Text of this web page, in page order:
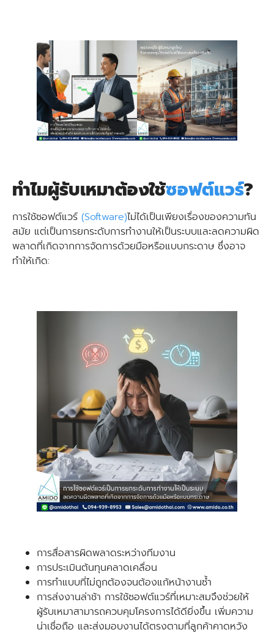
ทำไมผู้รับเหมาต้องใช้ซอฟต์แวร์?
การใช้ซอฟต์แวร์ (Software)ไม่ได้เป็นเพียงเรื่องของความทัน
สมัย แต่เป็นการยกระดับการทำงานให้เป็นระบบและลดความผิด
พลาดที่เกิดจากการจัดการด้วยมือหรือแบบกระดาษ ซึ่งอาจ
ทำให้เกิด:
การสื่อสารผิดพลาดระหว่างทีมงาน
การประเมินต้นทุนคลาดเคลื่อน
การทำแบบที่ไม่ถูกต้องจนต้องแก้หน้างานซ้ำ
การส่งงานล่าช้า การใช้ซอฟต์แวร์ที่เหมาะสมจึงช่วยให้
ผู้รับเหมาสามารถควบคุมโครงการได้ดียิ่งขึ้น เพิ่มความ
น่าเชื่อถือ และส่งมอบงานได้ตรงตามที่ลูกค้าคาดหวัง